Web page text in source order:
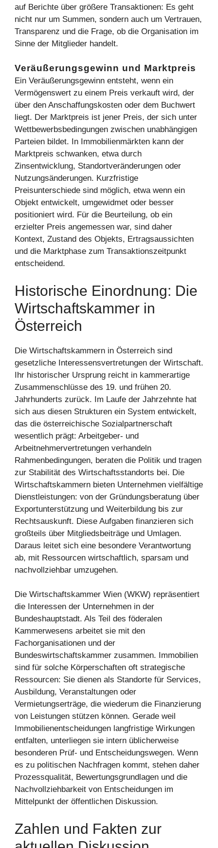
auf Berichte über größere Transaktionen: Es geht
nicht nur um Summen, sondern auch um Vertrauen,
Transparenz und die Frage, ob die Organisation im
Sinne der Mitglieder handelt.
Veräußerungsgewinn und Marktpreis
Ein Veräußerungsgewinn entsteht, wenn ein
Vermögenswert zu einem Preis verkauft wird, der
über den Anschaffungskosten oder dem Buchwert
liegt. Der Marktpreis ist jener Preis, der sich unter
Wettbewerbsbedingungen zwischen unabhängigen
Parteien bildet. In Immobilienmärkten kann der
Marktpreis schwanken, etwa durch
Zinsentwicklung, Standortveränderungen oder
Nutzungsänderungen. Kurzfristige
Preisunterschiede sind möglich, etwa wenn ein
Objekt entwickelt, umgewidmet oder besser
positioniert wird. Für die Beurteilung, ob ein
erzielter Preis angemessen war, sind daher
Kontext, Zustand des Objekts, Ertragsaussichten
und die Marktphase zum Transaktionszeitpunkt
entscheidend.
Historische Einordnung: Die
Wirtschaftskammer in
Österreich
Die Wirtschaftskammern in Österreich sind
gesetzliche Interessensvertretungen der Wirtschaft.
Ihr historischer Ursprung reicht in kammerartige
Zusammenschlüsse des 19. und frühen 20.
Jahrhunderts zurück. Im Laufe der Jahrzehnte hat
sich aus diesen Strukturen ein System entwickelt,
das die österreichische Sozialpartnerschaft
wesentlich prägt: Arbeitgeber- und
Arbeitnehmervertretungen verhandeln
Rahmenbedingungen, beraten die Politik und tragen
zur Stabilität des Wirtschaftsstandorts bei. Die
Wirtschaftskammern bieten Unternehmen vielfältige
Dienstleistungen: von der Gründungsberatung über
Exportunterstützung und Weiterbildung bis zur
Rechtsauskunft. Diese Aufgaben finanzieren sich
großteils über Mitgliedsbeiträge und Umlagen.
Daraus leitet sich eine besondere Verantwortung
ab, mit Ressourcen wirtschaftlich, sparsam und
nachvollziehbar umzugehen.
Die Wirtschaftskammer Wien (WKW) repräsentiert
die Interessen der Unternehmen in der
Bundeshauptstadt. Als Teil des föderalen
Kammerwesens arbeitet sie mit den
Fachorganisationen und der
Bundeswirtschaftskammer zusammen. Immobilien
sind für solche Körperschaften oft strategische
Ressourcen: Sie dienen als Standorte für Services,
Ausbildung, Veranstaltungen oder
Vermietungserträge, die wiederum die Finanzierung
von Leistungen stützen können. Gerade weil
Immobilienentscheidungen langfristige Wirkungen
entfalten, unterliegen sie intern üblicherweise
besonderen Prüf- und Entscheidungswegen. Wenn
es zu politischen Nachfragen kommt, stehen daher
Prozessqualität, Bewertungsgrundlagen und die
Nachvollziehbarkeit von Entscheidungen im
Mittelpunkt der öffentlichen Diskussion.
Zahlen und Fakten zur